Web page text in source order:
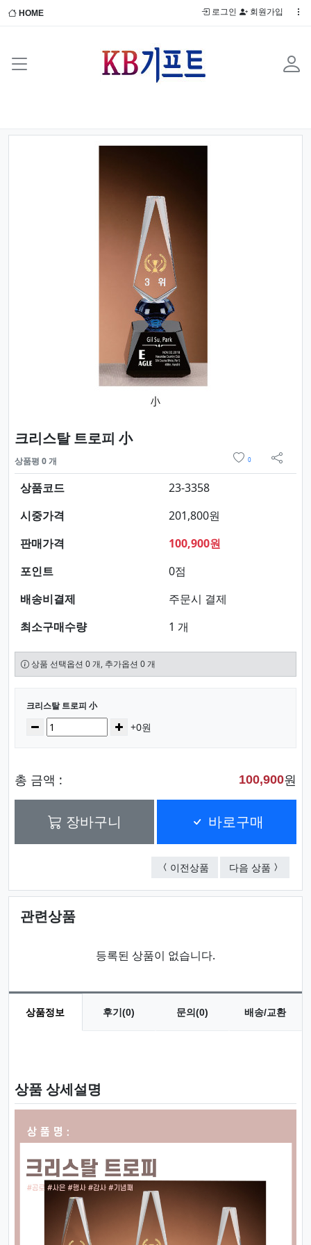
HOME 로그인 회원가입
크리스탈 트로피 小요약정보 및 구매
상품평 0 개 0
sns 공
상품코드
23-3358
시중가격
201,800원
판매가격
100,900원
포인트
0점
배송비결제
주문시 결제
최소구매수량
1 개
상품 선택옵션 0 개, 추가옵션 0 개
선택된 옵션
크리스탈 트로피 小
수량감소 증가+0원
총 금액 : 100,900원
장바구니 바로구매
이전상품 실버맨 골프트로피
다음 상품 크리스
관련상품
등록된 상품이 없습니다.
상품정보 후기(0) 문의(0) 배송/교환
상품 상세설명